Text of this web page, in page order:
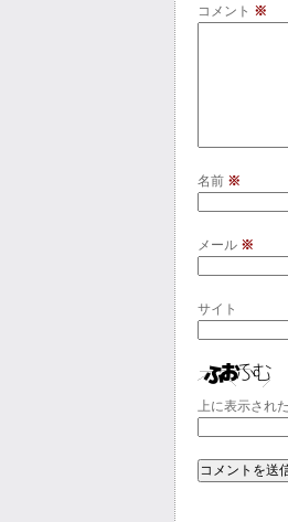
コメント ※
名前 ※
メール ※
サイト
上に表示され